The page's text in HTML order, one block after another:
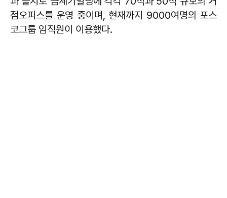
점오피스를 운영 중이며, 현재까지 9000여명의 포스
코그룹 임직원이 이용했다.